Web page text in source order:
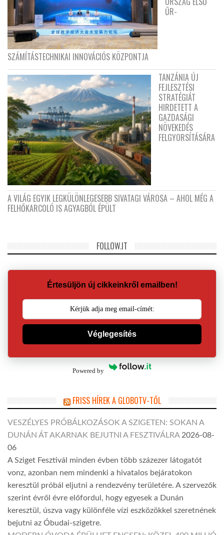
ŰR-
SZÁMÍTÁSTECHNIKAI INNOVÁCIÓS KÖZPONTJA
TANZÁNIA ÚJ
FEJLESZTÉSI
STRATÉGIÁT
HIRDETETT A
GAZDASÁGI
NÖVEKEDÉS
FELGYORSÍTÁSÁRA
A VILÁG EGYIK LEGKÜLÖNLEGESEBB SIVATAGI VÁROSA – AHOL MÉG A
FELHŐKARCOLÓ IS AGYAGBÓL ÉPÜLT
FOLLOW.IT
Értesüljön új cikkeinkről emailben!
Véglegesítés
Powered by
FRISS HÍREK A GLOBOTV-TŐL
VESZÉLYES PRÓBÁLKOZÁSOK A SZIGETEN: SOKAN A
DUNÁN ÁT AKARNAK BEJUTNI A FESZTIVÁLRA 2026-08-
06
A Sziget Fesztivál minden évben több százezer látogatót
vonz, azonban nem mindenki a hivatalos bejáratokon
keresztül próbál eljutni a rendezvény területére. A szervezők
szerint évről évre előfordul, hogy egyesek a Dunán
keresztül, úszva vagy különféle vízi eszközökkel szeretnének
bejutni az Óbudai-szigetre.